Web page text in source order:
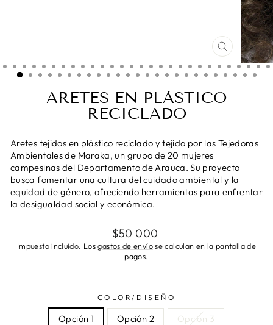
CERRAR
(ESC)
ARETES EN PLÁSTICO
RECICLADO
Aretes tejidos en plástico reciclado y tejido por las Tejedoras
Ambientales de Maraka, un grupo de 20 mujeres
campesinas del Departamento de Arauca. Su proyecto
busca fomentar una cultura del cuidado ambiental y la
equidad de género, ofreciendo herramientas para enfrentar
la desigualdad social y económica.
Precio
habitual
$50 000
Impuesto incluido. Losgastos de envíose calculan en la pantalla de
pagos.
COLOR/DISEÑO
Opción 1 Opción 2 Opción 3